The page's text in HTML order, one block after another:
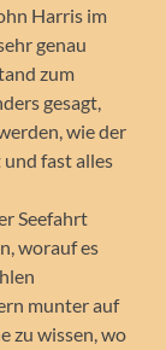
Harris im
genau
zum
gesagt,
wie der
fast alles
Seefahrt
worauf es
munter auf
zu wissen, wo